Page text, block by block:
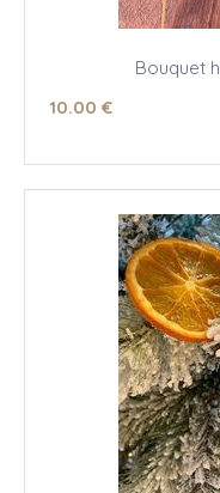
Bouquet
10.00 €